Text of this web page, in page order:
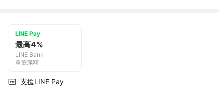
LINE Pay
最高4%
LINE Bank
單筆滿額
支援LINE Pay